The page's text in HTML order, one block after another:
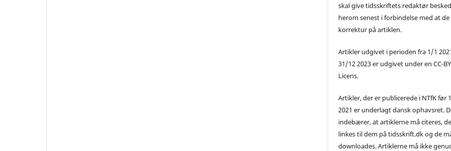
skal give tidsskriftets redaktør besked
herom senest i forbindelse med at
korrektur på artiklen.
Artikler udgivet i perioden fra 1/1
31/12 2023 er udgivet under en CC-
Licens.
Artikler, der er publicerede i NTfK før
2021 er underlagt dansk ophavsret.
indebærer, at artiklerne må citeres,
linkes til dem på tidsskrift.dk og de
downloades. Artiklerne må ikke